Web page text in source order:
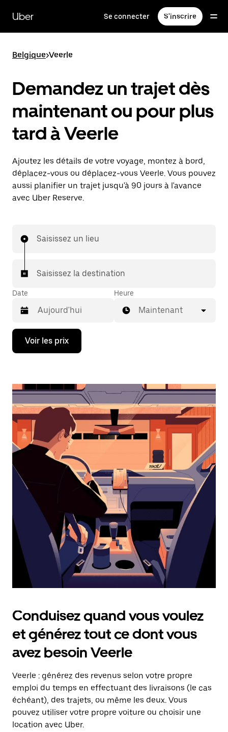
contenu
principal
Uber Se connecter S'inscrire
Belgique>Veerle
Demandez un trajet dès
maintenant ou pour plus
tard à Veerle
Ajoutez les détails de votre voyage, montez à bord,
déplacez-vous ou déplacez-vous Veerle. Vous pouvez
aussi planifier un trajet jusqu'à 90 jours à l'avance
avec Uber Reserve.
Saisissez un lieu
Saisissez la destination
Date
Appuyez
la
bas
ouvrir
le
calendrier
sélectionner
une
date.
Appuyez
sur
touche
pour
fermer
le
calendrier.
Heure
Maintenant
Voir les prix
Conduisez quand vous voulez
et générez tout ce dont vous
avez besoin Veerle
Veerle : générez des revenus selon votre propre
emploi du temps en effectuant des livraisons (le cas
échéant), des trajets, ou même les deux. Vous
pouvez utiliser votre propre voiture ou choisir une
location avec Uber.